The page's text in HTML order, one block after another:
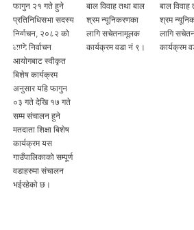
फागुन २१ गते हुने
प्रतिनिधिसभा सदस्य
निर्वाचन, २०८२ को
लागि निर्वाचन
आयोगबाट स्वीकृत
बिशेष कार्यक्रम
अनुसार यहि फागुन
०३ गते देखि १७ गते
सम्म संचालन हुने
मतदाता शिक्षा बिशेष
कार्यक्रम यस
गाउँपालिकाको सम्पूर्ण
वडाहरुमा संचालन
भईरहेको छ।
बाल विवाह तथा बाल
श्रम न्यूनिकरणका
लागि सचेतनामूलक
कार्यक्रम वडा नं ९।
बाल विवाह
श्रम
लागि
कार्यक्रम